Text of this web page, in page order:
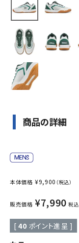
商品の詳細
本体価格 ¥9,900 （税込）
販売価格 ¥7,990 税込
[ 40 ポイント進呈 ]